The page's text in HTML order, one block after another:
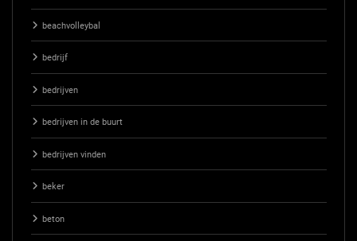
beachvolleybal
bedrijf
bedrijven
bedrijven in de buurt
bedrijven vinden
beker
beton